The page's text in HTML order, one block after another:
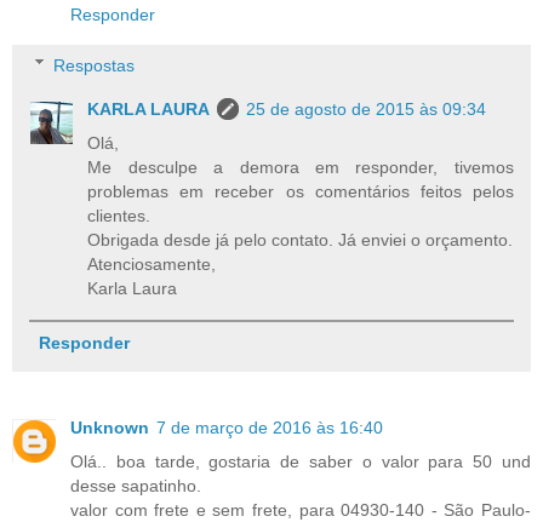
Responder
Respostas
KARLA LAURA
25 de agosto de 2015 às 09:34
Olá,
Me desculpe a demora em responder, tivemos
problemas em receber os comentários feitos pelos
clientes.
Obrigada desde já pelo contato. Já enviei o orçamento.
Atenciosamente,
Karla Laura
Responder
Unknown 7 de março de 2016 às 16:40
Olá.. boa tarde, gostaria de saber o valor para 50 und
desse sapatinho.
valor com frete e sem frete, para 04930-140 - São Paulo-